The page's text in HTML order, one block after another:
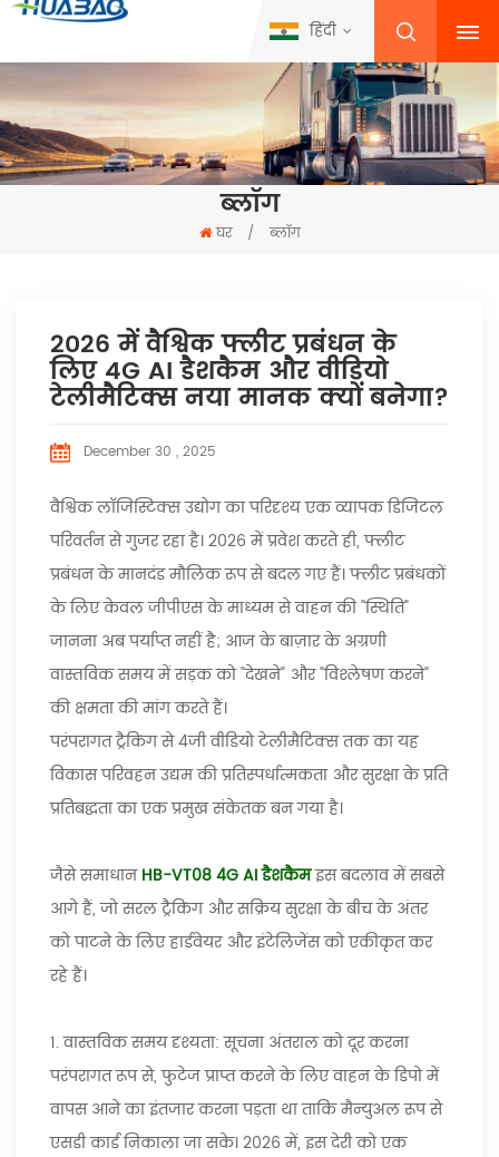
हिंदी
ब्लॉग
घर / ब्लॉग
2026 में वैश्विक फ्लीट प्रबंधन के
लिए 4G AI डैशकैम और वीडियो
टेलीमैटिक्स नया मानक क्यों बनेगा?
December 30 , 2025
वैश्विक लॉजिस्टिक्स उद्योग का परिदृश्य एक व्यापक डिजिटल
परिवर्तन से गुजर रहा है। 2026 में प्रवेश करते ही, फ्लीट
प्रबंधन के मानदंड मौलिक रूप से बदल गए हैं। फ्लीट प्रबंधकों
के लिए केवल जीपीएस के माध्यम से वाहन की "स्थिति"
जानना अब पर्याप्त नहीं है; आज के बाज़ार के अग्रणी
वास्तविक समय में सड़क को "देखने" और "विश्लेषण करने"
की क्षमता की मांग करते हैं।
परंपरागत ट्रैकिंग से 4जी वीडियो टेलीमैटिक्स तक का यह
विकास परिवहन उद्यम की प्रतिस्पर्धात्मकता और सुरक्षा के प्रति
प्रतिबद्धता का एक प्रमुख संकेतक बन गया है।
जैसे समाधानHB-VT08 4G AI डैशकैमइस बदलाव में सबसे
आगे हैं, जो सरल ट्रैकिंग और सक्रिय सुरक्षा के बीच के अंतर
को पाटने के लिए हार्डवेयर और इंटेलिजेंस को एकीकृत कर
रहे हैं।
1. वास्तविक समय दृश्यता: सूचना अंतराल को दूर करना
परंपरागत रूप से, फुटेज प्राप्त करने के लिए वाहन के डिपो में
वापस आने का इंतजार करना पड़ता था ताकि मैन्युअल रूप से
एसडी कार्ड निकाला जा सके। 2026 में, इस देरी को एक